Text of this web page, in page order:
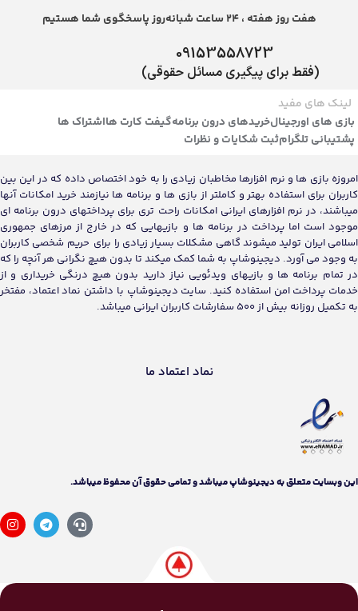
هفت روز هفته ، 24 ساعت شبانه‌روز پاسخگوی شما هستیم
09153558723
(فقط برای پیگیری مسائل حقوقی)
لینک های مفید
بازی های اورجینالخریدهای درون برنامهگیفت کارت هااشتراک ها
پشتیبانی تلگرامثبت شکایات و نظرات
امروزه بازی ها و نرم افزارها مخاطبان زیادی را به خود اختصاص داده که در این بین
کاربران برای استفاده بهتر و کاملتر از بازی ها و برنامه ها نیازمند خرید امکانات آنها
میباشند، در نرم افزارهای ایرانی امکانات راحت تری برای پرداختهای درون برنامه ای
موجود است اما پرداخت در برنامه ها و بازیهایی که در خارج از مرزهای جمهوری
اسلامی ایران تولید میشوند گاهی مشکلات بسیار زیادی را برای حریم شخصی کاربران
به وجود می آورد. دیجینوشاپ به شما کمک میکند تا بدون هیچ نگرانی هر آنچه را که
در تمام برنامه ها و بازیهای ویدئویی نیاز دارید بدون هیچ درنگی خریداری و از
خدمات پرداخت امن استفاده کنید. سایت دیجینوشاپ با داشتن نماد اعتماد، مفتخر
به تکمیل روزانه بیش از 500 سفارشات کاربران ایرانی میباشد.
نماد اعتماد ما
اين وبسايت متعلق به دیجینوشاپ ميباشد و تمامی حقوق آن محفوظ ميباشد.